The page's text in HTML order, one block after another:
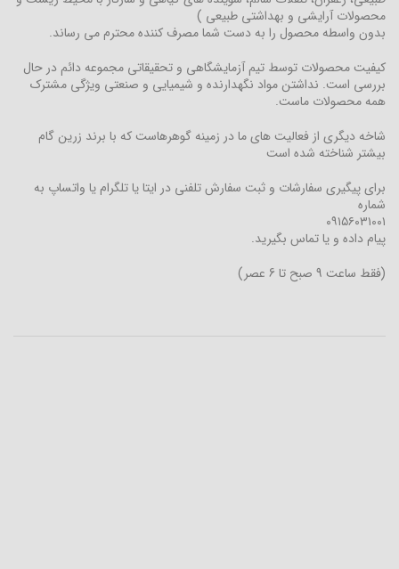
محصولات آرایشی و بهداشتی طبیعی )
بدون واسطه محصول را به دست شما مصرف کننده محترم می رساند.
کیفیت محصولات توسط تیم آزمایشگاهی و تحقیقاتی مجموعه دائم در حال
بررسی است. نداشتن مواد نگهدارنده و شیمیایی و صنعتی ویژگی مشترک
همه محصولات ماست.
شاخه دیگری از فعالیت های ما در زمینه گوهرهاست که با برند زرین گام
بیشتر شناخته شده است
برای پیگیری سفارشات و ثبت سفارش تلفنی در ایتا یا تلگرام یا واتساپ به
شماره
۰۹۱۵۶۰۳۱۰۰۱
پیام داده و یا تماس بگیرید.
(فقط ساعت 9 صبح تا 6 عصر)